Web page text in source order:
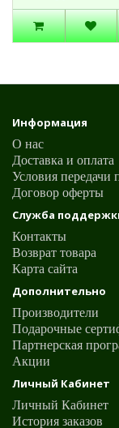
Информация
О нас
Доставка и оплата
Условия передачи
Договор оферты
Служба
Контакты
Возврат товара
Карта сайта
Дополнительно
Производители
Подарочные
Партнерская
Акции
Личный Кабинет
Личный Кабинет
История заказов